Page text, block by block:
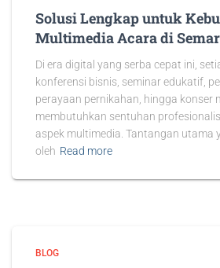
Solusi Lengkap untuk
Multimedia Acara di
Di era digital yang serba cepat ini,
konferensi bisnis, seminar edukatif,
perayaan pernikahan, hingga konser
membutuhkan sentuhan
aspek multimedia. Tantangan utama
oleh Read more
BLOG